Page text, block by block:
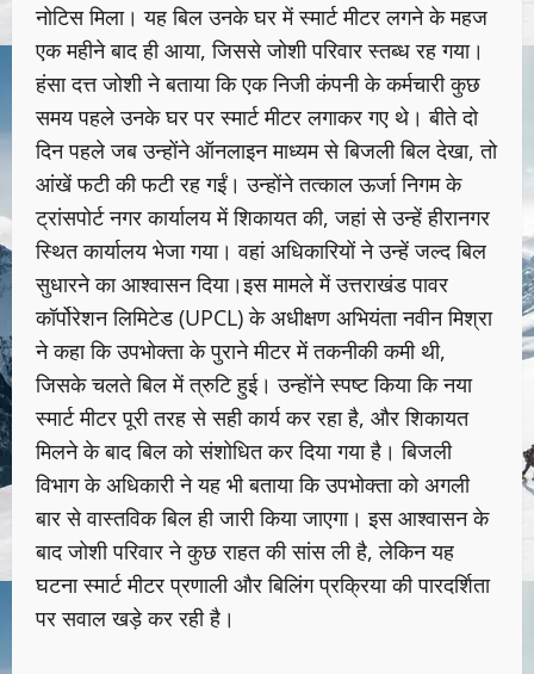
नोटिस मिला। यह बिल उनके घर में स्मार्ट मीटर लगने के महज
एक महीने बाद ही आया, जिससे जोशी परिवार स्तब्ध रह गया।
हंसा दत्त जोशी ने बताया कि एक निजी कंपनी के कर्मचारी कुछ
समय पहले उनके घर पर स्मार्ट मीटर लगाकर गए थे। बीते दो
दिन पहले जब उन्होंने ऑनलाइन माध्यम से बिजली बिल देखा, तो
आंखें फटी की फटी रह गईं। उन्होंने तत्काल ऊर्जा निगम के
ट्रांसपोर्ट नगर कार्यालय में शिकायत की, जहां से उन्हें हीरानगर
स्थित कार्यालय भेजा गया। वहां अधिकारियों ने उन्हें जल्द बिल
सुधारने का आश्वासन दिया।इस मामले में उत्तराखंड पावर
कॉर्पोरेशन लिमिटेड (UPCL) के अधीक्षण अभियंता नवीन मिश्रा
ने कहा कि उपभोक्ता के पुराने मीटर में तकनीकी कमी थी,
जिसके चलते बिल में त्रुटि हुई। उन्होंने स्पष्ट किया कि नया
स्मार्ट मीटर पूरी तरह से सही कार्य कर रहा है, और शिकायत
मिलने के बाद बिल को संशोधित कर दिया गया है। बिजली
विभाग के अधिकारी ने यह भी बताया कि उपभोक्ता को अगली
बार से वास्तविक बिल ही जारी किया जाएगा। इस आश्वासन के
बाद जोशी परिवार ने कुछ राहत की सांस ली है, लेकिन यह
घटना स्मार्ट मीटर प्रणाली और बिलिंग प्रक्रिया की पारदर्शिता
पर सवाल खड़े कर रही है।